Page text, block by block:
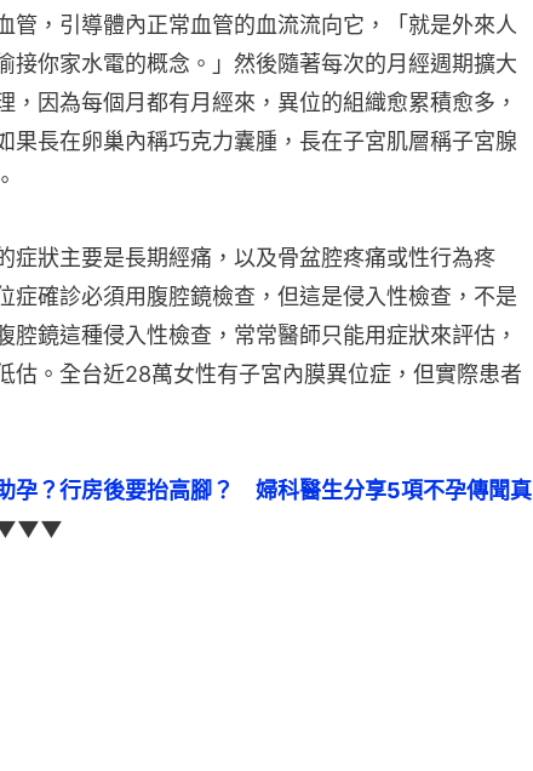
管，引導體內正常血管的血流流向它，「就是外來人
接你家水電的概念。」然後隨著每次的月經週期擴大
，因為每個月都有月經來，異位的組織愈累積愈多，
果長在卵巢內稱巧克力囊腫，長在子宮肌層稱子宮腺
症狀主要是長期經痛，以及骨盆腔疼痛或性行為疼
症確診必須用腹腔鏡檢查，但這是侵入性檢查，不是
腔鏡這種侵入性檢查，常常醫師只能用症狀來評估，
估。全台近28萬女性有子宮內膜異位症，但實際患者
孕？行房後要抬高腳？　婦科醫生分享5項不孕傳聞真
▼▼▼